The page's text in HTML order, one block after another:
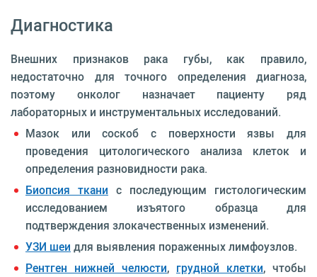
Диагностика
Внешних признаков рака губы, как правило,
недостаточно для точного определения диагноза,
поэтому онколог назначает пациенту ряд
лабораторных и инструментальных исследований.
Мазок или соскоб с поверхности язвы для
проведения цитологического анализа клеток и
определения разновидности рака.
Биопсия ткани с последующим гистологическим
исследованием изъятого образца для
подтверждения злокачественных изменений.
УЗИ шеи для выявления пораженных лимфоузлов.
Рентген нижней челюсти, грудной клетки, чтобы